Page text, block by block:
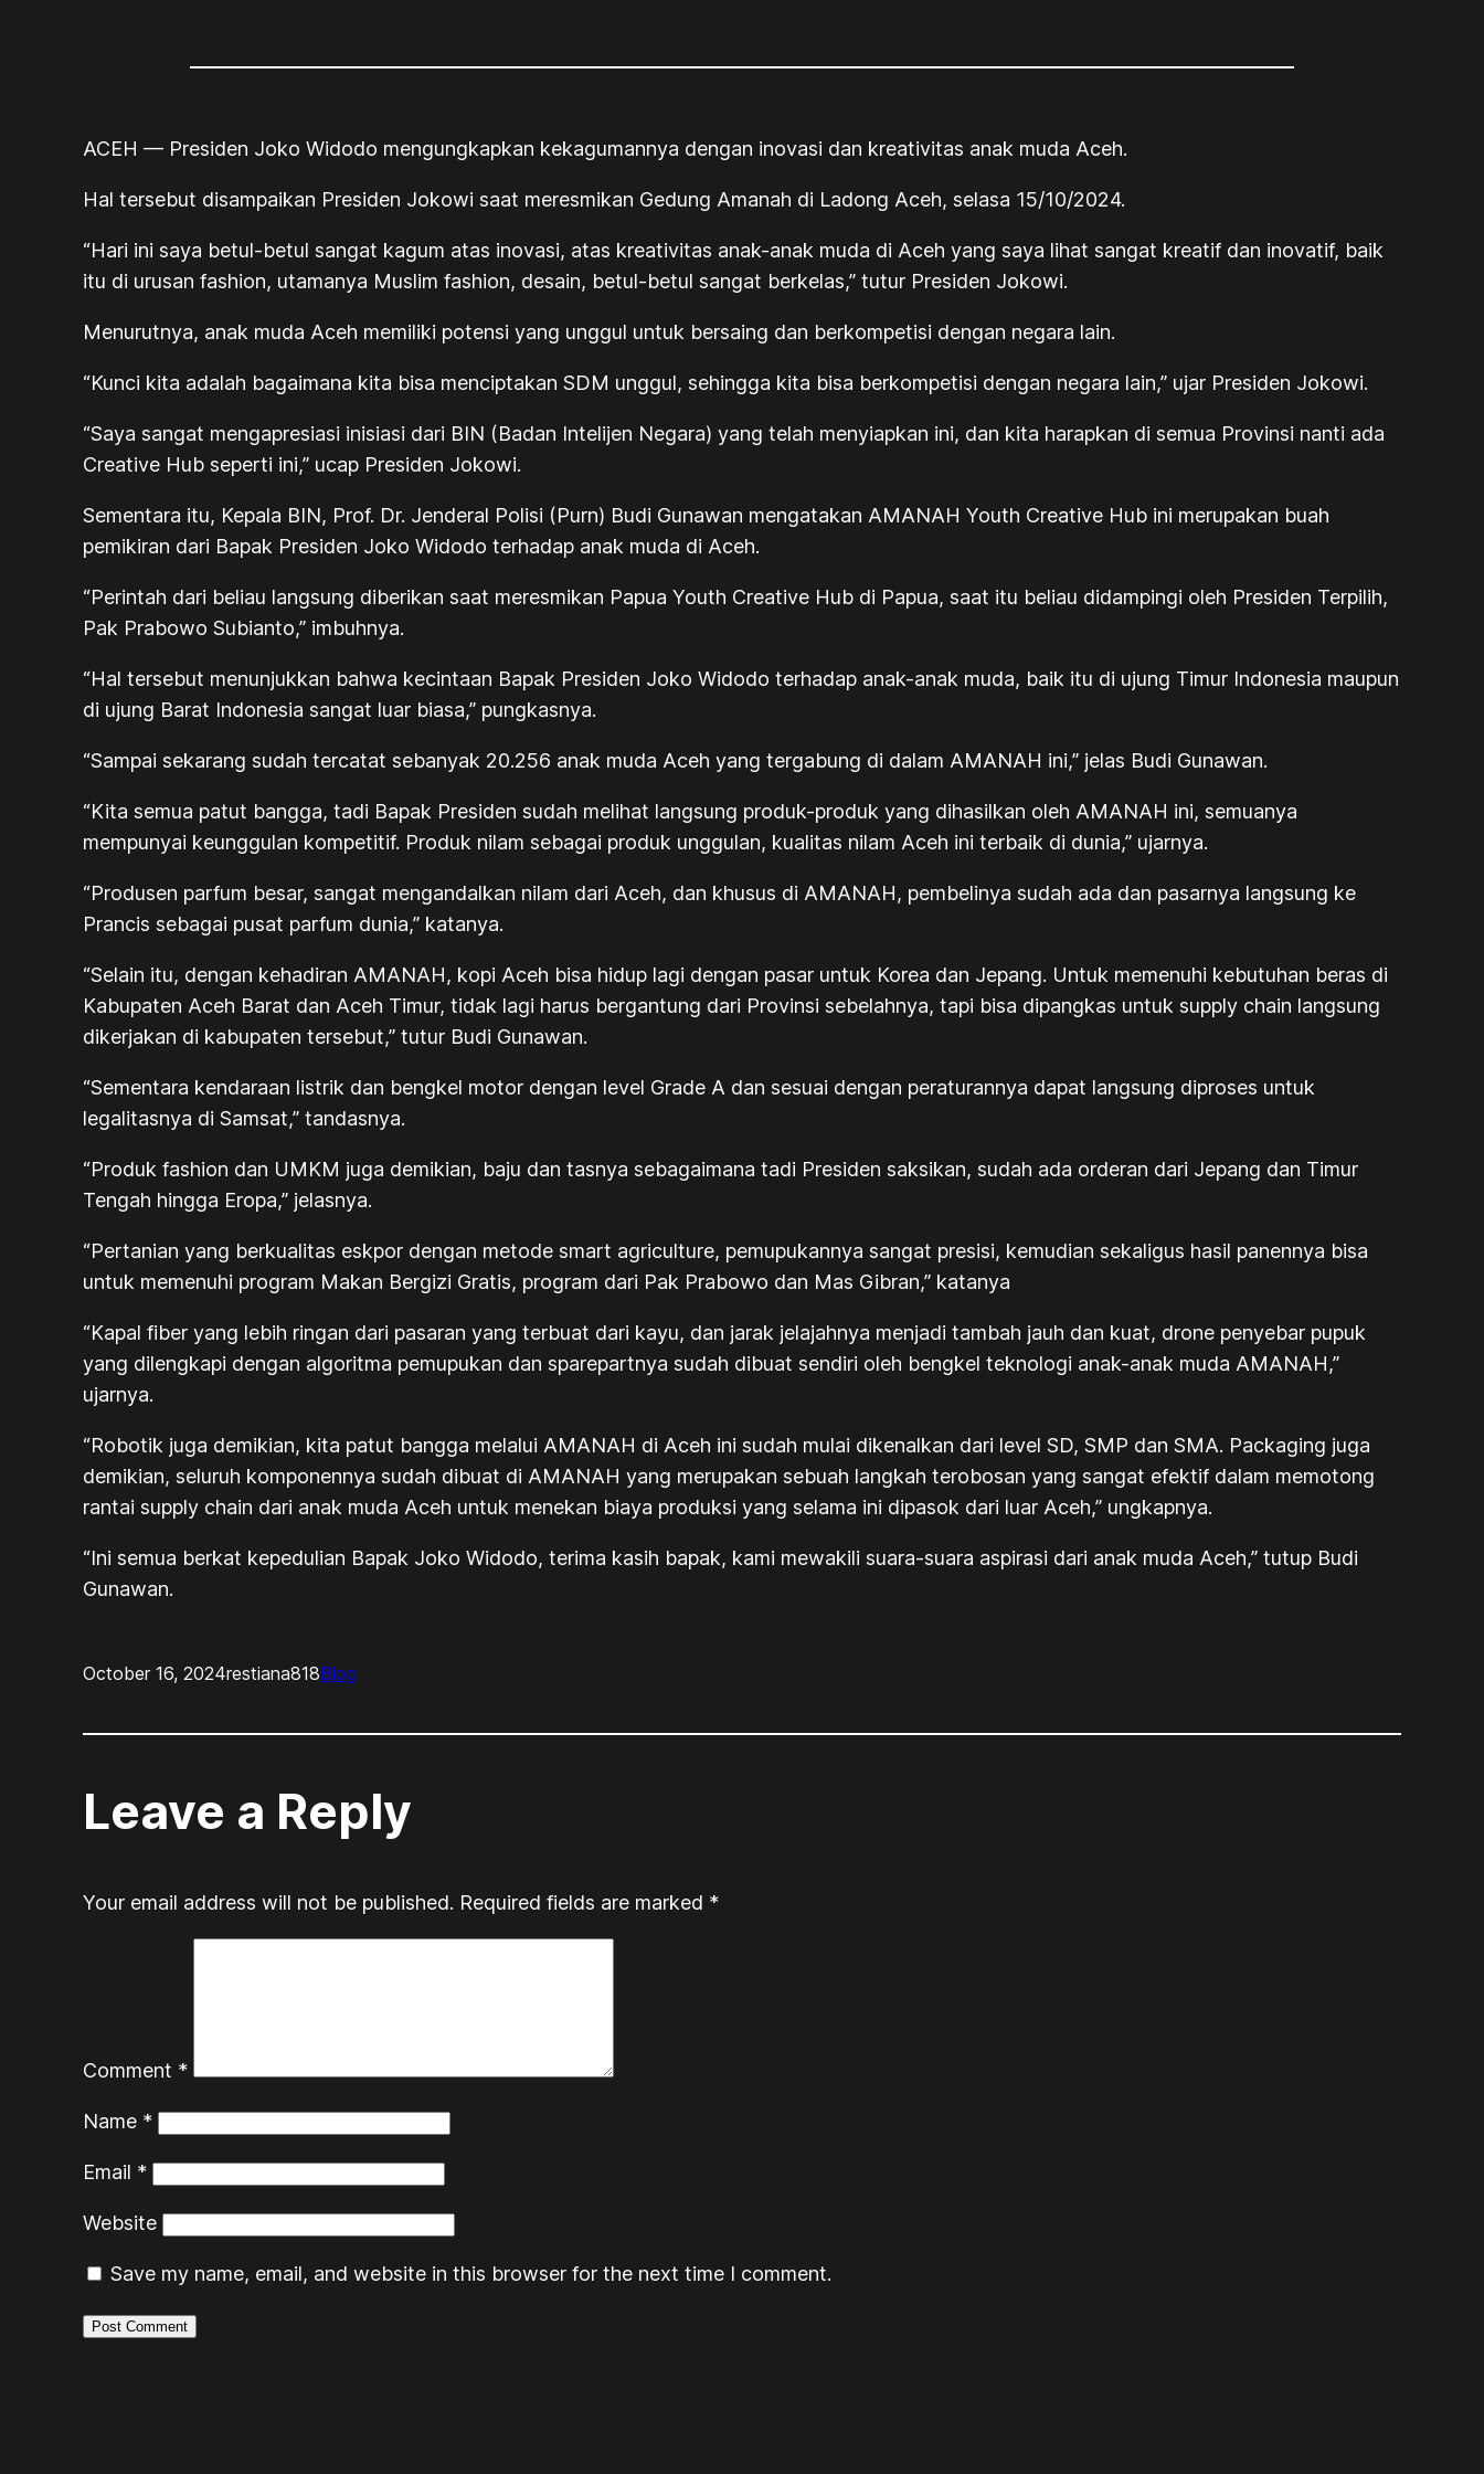
ACEH — Presiden Joko Widodo mengungkapkan kekagumannya dengan inovasi dan kreativitas anak muda Aceh.
Hal tersebut disampaikan Presiden Jokowi saat meresmikan Gedung Amanah di Ladong Aceh, selasa 15/10/2024.
“Hari ini saya betul-betul sangat kagum atas inovasi, atas kreativitas anak-anak muda di Aceh yang saya lihat sangat kreatif dan inovatif, baik
itu di urusan fashion, utamanya Muslim fashion, desain, betul-betul sangat berkelas,” tutur Presiden Jokowi.
Menurutnya, anak muda Aceh memiliki potensi yang unggul untuk bersaing dan berkompetisi dengan negara lain.
“Kunci kita adalah bagaimana kita bisa menciptakan SDM unggul, sehingga kita bisa berkompetisi dengan negara lain,” ujar Presiden Jokowi.
“Saya sangat mengapresiasi inisiasi dari BIN (Badan Intelijen Negara) yang telah menyiapkan ini, dan kita harapkan di semua Provinsi nanti ada
Creative Hub seperti ini,” ucap Presiden Jokowi.
Sementara itu, Kepala BIN, Prof. Dr. Jenderal Polisi (Purn) Budi Gunawan mengatakan AMANAH Youth Creative Hub ini merupakan buah
pemikiran dari Bapak Presiden Joko Widodo terhadap anak muda di Aceh.
“Perintah dari beliau langsung diberikan saat meresmikan Papua Youth Creative Hub di Papua, saat itu beliau didampingi oleh Presiden Terpilih,
Pak Prabowo Subianto,” imbuhnya.
“Hal tersebut menunjukkan bahwa kecintaan Bapak Presiden Joko Widodo terhadap anak-anak muda, baik itu di ujung Timur Indonesia maupun
di ujung Barat Indonesia sangat luar biasa,” pungkasnya.
“Sampai sekarang sudah tercatat sebanyak 20.256 anak muda Aceh yang tergabung di dalam AMANAH ini,” jelas Budi Gunawan.
“Kita semua patut bangga, tadi Bapak Presiden sudah melihat langsung produk-produk yang dihasilkan oleh AMANAH ini, semuanya
mempunyai keunggulan kompetitif. Produk nilam sebagai produk unggulan, kualitas nilam Aceh ini terbaik di dunia,” ujarnya.
“Produsen parfum besar, sangat mengandalkan nilam dari Aceh, dan khusus di AMANAH, pembelinya sudah ada dan pasarnya langsung ke
Prancis sebagai pusat parfum dunia,” katanya.
“Selain itu, dengan kehadiran AMANAH, kopi Aceh bisa hidup lagi dengan pasar untuk Korea dan Jepang. Untuk memenuhi kebutuhan beras di
Kabupaten Aceh Barat dan Aceh Timur, tidak lagi harus bergantung dari Provinsi sebelahnya, tapi bisa dipangkas untuk supply chain langsung
dikerjakan di kabupaten tersebut,” tutur Budi Gunawan.
“Sementara kendaraan listrik dan bengkel motor dengan level Grade A dan sesuai dengan peraturannya dapat langsung diproses untuk
legalitasnya di Samsat,” tandasnya.
“Produk fashion dan UMKM juga demikian, baju dan tasnya sebagaimana tadi Presiden saksikan, sudah ada orderan dari Jepang dan Timur
Tengah hingga Eropa,” jelasnya.
“Pertanian yang berkualitas eskpor dengan metode smart agriculture, pemupukannya sangat presisi, kemudian sekaligus hasil panennya bisa
untuk memenuhi program Makan Bergizi Gratis, program dari Pak Prabowo dan Mas Gibran,” katanya
“Kapal fiber yang lebih ringan dari pasaran yang terbuat dari kayu, dan jarak jelajahnya menjadi tambah jauh dan kuat, drone penyebar pupuk
yang dilengkapi dengan algoritma pemupukan dan sparepartnya sudah dibuat sendiri oleh bengkel teknologi anak-anak muda AMANAH,”
ujarnya.
“Robotik juga demikian, kita patut bangga melalui AMANAH di Aceh ini sudah mulai dikenalkan dari level SD, SMP dan SMA. Packaging juga
demikian, seluruh komponennya sudah dibuat di AMANAH yang merupakan sebuah langkah terobosan yang sangat efektif dalam memotong
rantai supply chain dari anak muda Aceh untuk menekan biaya produksi yang selama ini dipasok dari luar Aceh,” ungkapnya.
“Ini semua berkat kepedulian Bapak Joko Widodo, terima kasih bapak, kami mewakili suara-suara aspirasi dari anak muda Aceh,” tutup Budi
Gunawan.
October 16, 2024restiana818Blog
Leave a Reply
Your email address will not be published. Required fields are marked *
Comment *
Name *
Email *
Website
Save my name, email, and website in this browser for the next time I comment.